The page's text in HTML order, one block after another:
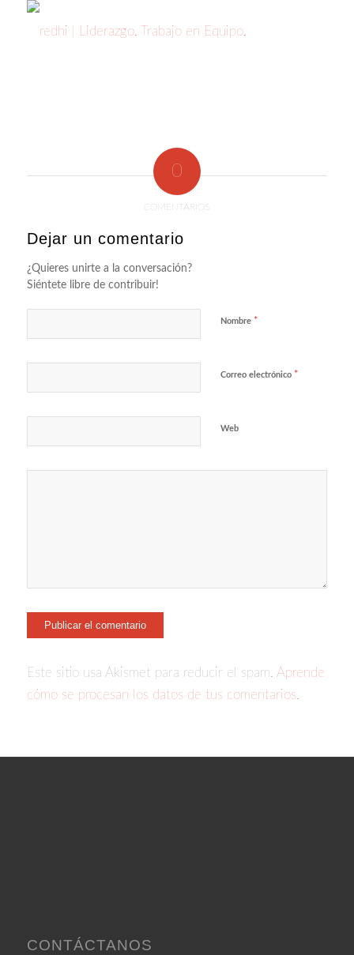
0
COMENTARIOS
Dejar un comentario
¿Quieres unirte a la conversación?
Siéntete libre de contribuir!
Nombre *
Correo electrónico *
Web
Este sitio usa Akismet para reducir el spam. Aprende
cómo se procesan los datos de tus comentarios.
CONTÁCTANOS